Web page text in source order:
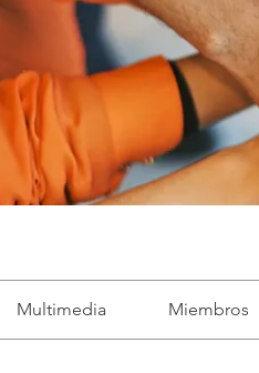
Multimedia Miembros